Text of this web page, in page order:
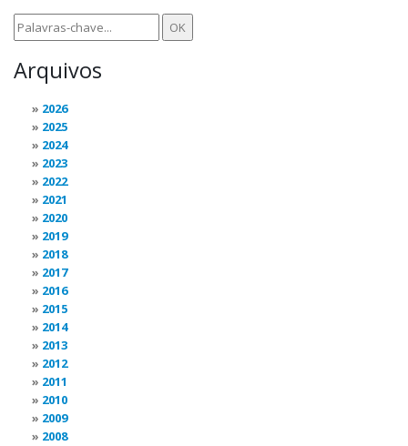
Arquivos
2026
2025
2024
2023
2022
2021
2020
2019
2018
2017
2016
2015
2014
2013
2012
2011
2010
2009
2008